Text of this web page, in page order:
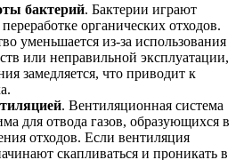
бактерий. Бактерии играют
органических отходов.
уменьшается из-за использования
или неправильной эксплуатации,
замедляется, что приводит к
. Вентиляционная система
для отвода газов, образующихся в
отходов. Если вентиляция
скапливаться и проникать в